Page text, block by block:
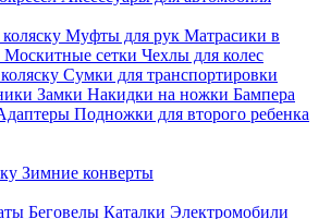
Муфты для рук Матрасики в
Москитные сетки Чехлы для колес
Сумки для транспортировки
Замки Накидки на ножки Бампера
Подножки для второго ребенка
Зимние конверты
Беговелы Каталки Электромобили